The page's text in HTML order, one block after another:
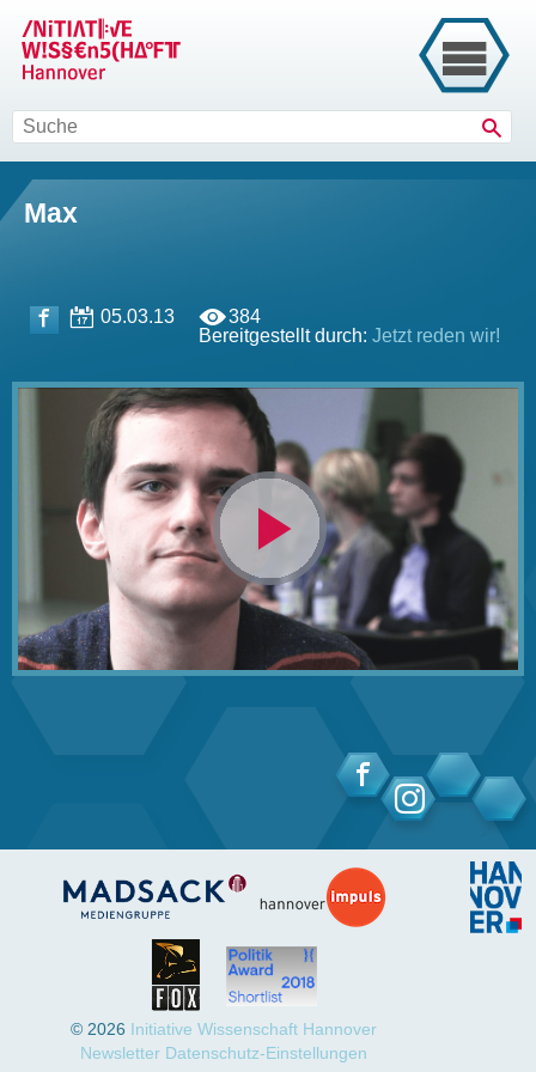
Max
05.03.13
384
Bereitgestellt durch: Jetzt reden wir!
Video
abspielen
© 2026 Initiative Wissenschaft Hannover
Newsletter Datenschutz-Einstellungen